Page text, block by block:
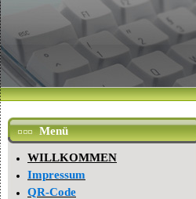
Menü
WILLKOMMEN
Impressum
QR-Code